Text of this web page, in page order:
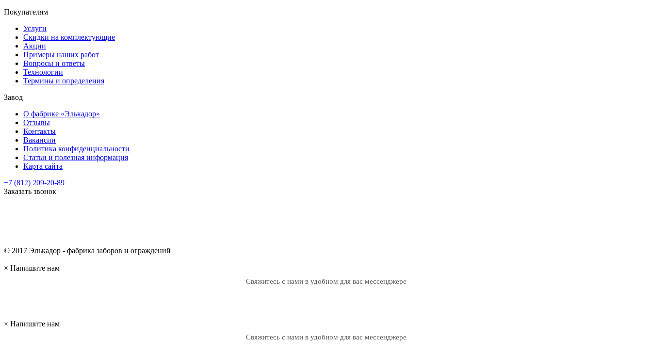
Покупателям
Услуги
Скидки на комплектующие
Акции
Примеры наших работ
Вопросы и ответы
Технологии
Термины и определения
Завод
О фабрике «Элькадор»
Отзывы
Контакты
Вакансии
Политика конфиденциальности
Статьи и полезная информация
Карта сайта
+7 (812) 209-20-89
Заказать звонок
© 2017 Элькадор - фабрика заборов и ограждений
× Напишите нам
Свяжитесь с нами в удобном для вас мессенджере
× Напишите нам
Свяжитесь с нами в удобном для вас мессенджере